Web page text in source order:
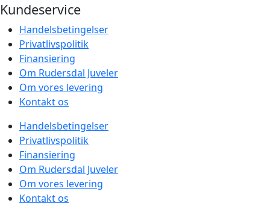
Kundeservice
Handelsbetingelser
Privatlivspolitik
Finansiering
Om Rudersdal Juveler
Om vores levering
Kontakt os
Handelsbetingelser
Privatlivspolitik
Finansiering
Om Rudersdal Juveler
Om vores levering
Kontakt os